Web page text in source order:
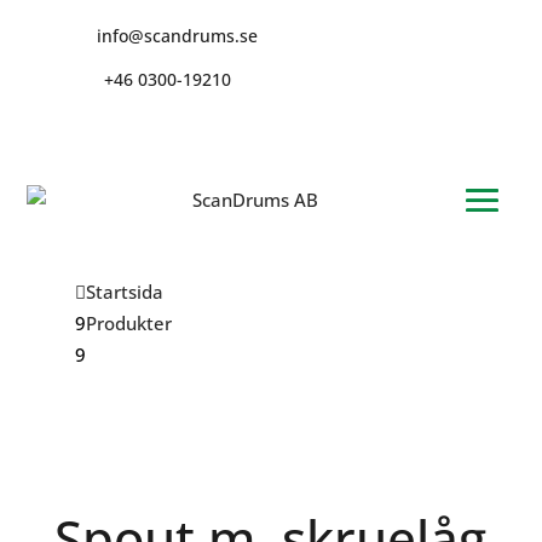
info@scandrums.se
+46 0300-19210
Startsida
Produkter